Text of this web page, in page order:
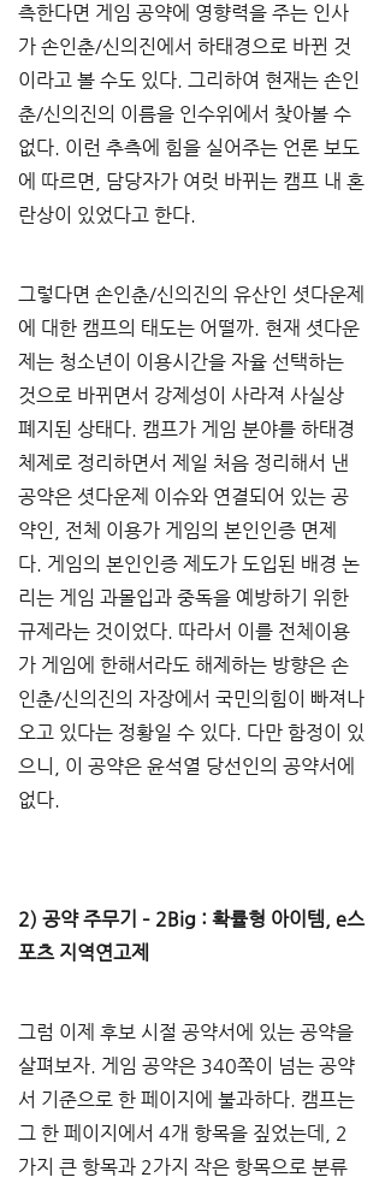
측한다면 게임 공약에 영향력을 주는 인사
가 손인춘/신의진에서 하태경으로 바뀐 것
이라고 볼 수도 있다. 그리하여 현재는 손인
춘/신의진의 이름을 인수위에서 찾아볼 수
없다. 이런 추측에 힘을 실어주는 언론 보도
에 따르면, 담당자가 여럿 바뀌는 캠프 내 혼
란상이 있었다고 한다.
그렇다면 손인춘/신의진의 유산인 셧다운제
에 대한 캠프의 태도는 어떨까. 현재 셧다운
제는 청소년이 이용시간을 자율 선택하는
것으로 바뀌면서 강제성이 사라져 사실상
폐지된 상태다. 캠프가 게임 분야를 하태경
체제로 정리하면서 제일 처음 정리해서 낸
공약은 셧다운제 이슈와 연결되어 있는 공
약인, 전체 이용가 게임의 본인인증 면제
다. 게임의 본인인증 제도가 도입된 배경 논
리는 게임 과몰입과 중독을 예방하기 위한
규제라는 것이었다. 따라서 이를 전체이용
가 게임에 한해서라도 해제하는 방향은 손
인춘/신의진의 자장에서 국민의힘이 빠져나
오고 있다는 정황일 수 있다. 다만 함정이 있
으니, 이 공약은 윤석열 당선인의 공약서에
없다.
2) 공약 주무기 – 2Big : 확률형 아이템, e스
포츠 지역연고제
그럼 이제 후보 시절 공약서에 있는 공약을
살펴보자. 게임 공약은 340쪽이 넘는 공약
서 기준으로 한 페이지에 불과하다. 캠프는
그 한 페이지에서 4개 항목을 짚었는데, 2
가지 큰 항목과 2가지 작은 항목으로 분류